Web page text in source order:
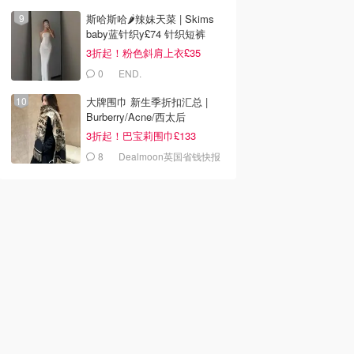
斯哈斯哈🌶️辣妹天菜 | Skims
baby蓝针织y£74 针织短裤
£15！
3折起！粉色斜肩上衣£35
0 END.
大牌围巾 新生季折扣汇总 |
Burberry/Acne/西太后
3折起！巴宝莉围巾£133
8 Dealmoon英国省钱快报